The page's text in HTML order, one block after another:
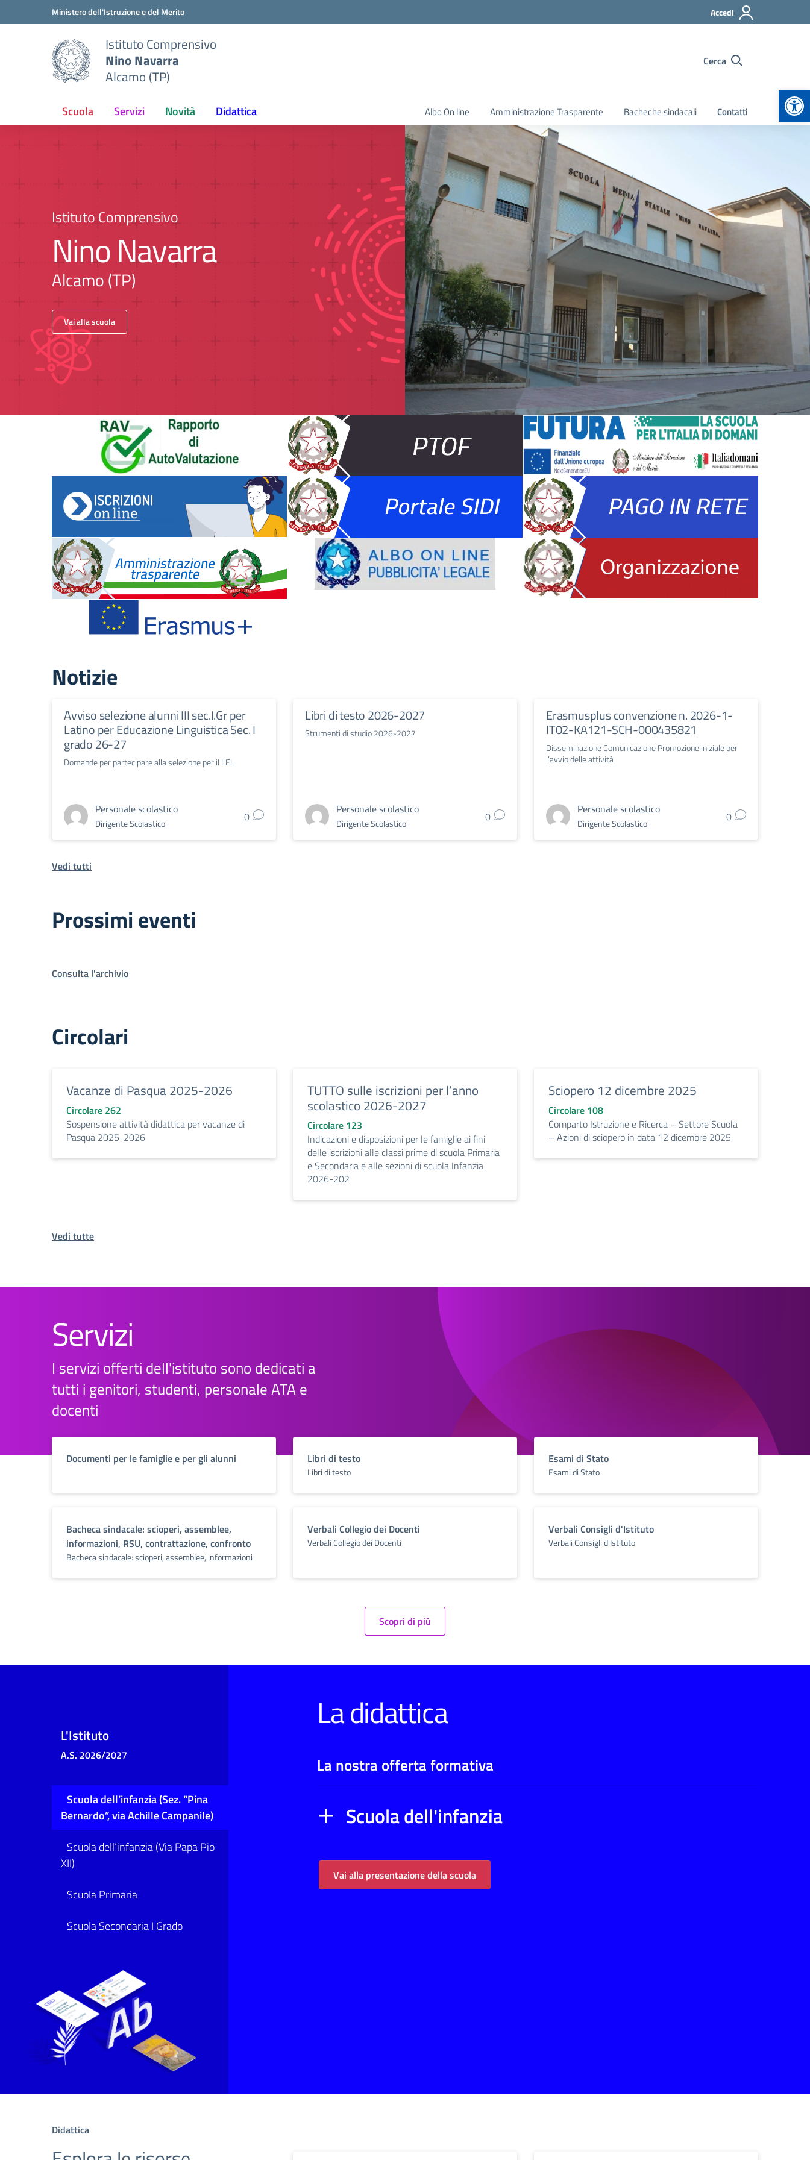
Vai ai contenuti
Vai al menu di navigazioneMinistero dell'Istruzione e del Merito Accedi
Istituto Comprensivo
Nino Navarra
Alcamo (TP)
Cerca
Scuola Servizi Novità Didattica Albo On line Amministrazione Trasparente Bacheche sindacali Contatti
Istituto Comprensivo
Nino Navarra
Alcamo (TP)
Vai alla scuola
Notizie
Avviso selezione alunni III sec.I.Gr per
Latino per Educazione Linguistica Sec. I
grado 26-27
Domande per partecipare alla selezione per il LEL
Personale scolastico
Dirigente Scolastico 0
Libri di testo 2026-2027
Strumenti di studio 2026-2027
Personale scolastico
Dirigente Scolastico 0
Erasmusplus convenzione n. 2026-1-
IT02-KA121-SCH-000435821
Disseminazione Comunicazione Promozione iniziale per
l’avvio delle attività
Personale scolastico
Dirigente Scolastico 0
Vedi tutti
Prossimi eventi
Consulta l'archivio
Circolari
Vacanze di Pasqua 2025-2026
Circolare 262
Sospensione attività didattica per vacanze di
Pasqua 2025-2026
TUTTO sulle iscrizioni per l’anno
scolastico 2026-2027
Circolare 123
Indicazioni e disposizioni per le famiglie ai fini
delle iscrizioni alle classi prime di scuola Primaria
e Secondaria e alle sezioni di scuola Infanzia
2026-202
Sciopero 12 dicembre 2025
Circolare 108
Comparto Istruzione e Ricerca – Settore Scuola
– Azioni di sciopero in data 12 dicembre 2025
Vedi tutte
Servizi
I servizi offerti dell'istituto sono dedicati a
tutti i genitori, studenti, personale ATA e
docenti
Documenti per le famiglie e per gli alunni Libri di testo
Libri di testo
Esami di Stato
Esami di Stato
Bacheca sindacale: scioperi, assemblee,
informazioni, RSU, contrattazione, confronto
Bacheca sindacale: scioperi, assemblee, informazioni
Verbali Collegio dei Docenti
Verbali Collegio dei Docenti
Verbali Consigli d'Istituto
Verbali Consigli d'Istituto
Scopri di più
La didattica
La nostra offerta formativa
L'Istituto
A.S. 2026/2027
Scuola dell’infanzia (Sez. “Pina
Bernardo”, via Achille Campanile)
Scuola dell’infanzia (Via Papa Pio
XII)
Scuola Primaria
Scuola Secondaria I Grado
Scuola dell'infanzia
Vai alla presentazione della scuola
Didattica